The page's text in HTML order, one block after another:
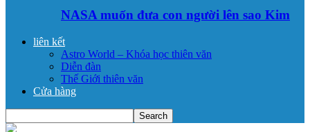
NASA muốn đưa con người lên sao Kim
liên kết
Astro World – Khóa học thiên văn
Diễn đàn
Thế Giới thiên văn
Cửa hàng